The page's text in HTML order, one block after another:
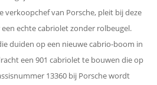
verkoopchef van Porsche, pleit bij deze
echte cabriolet zonder rolbeugel.
duiden op een nieuwe cabrio-boom in
een 901 cabriolet te bouwen die op
13360 bij Porsche wordt